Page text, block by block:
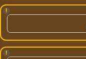
!
!